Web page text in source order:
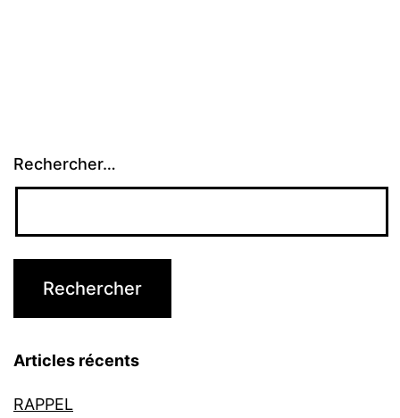
Rechercher…
Articles récents
RAPPEL